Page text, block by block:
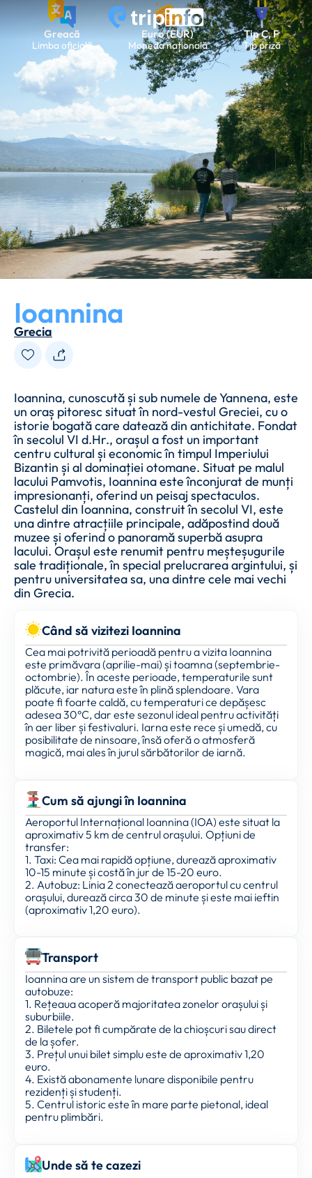
Greacă
Limba oficială
Euro (EUR)
Moneda națională
Tip C, F
Tip priză
Ioannina
Grecia
Ioannina, cunoscută și sub numele de Yannena, este
un oraș pitoresc situat în nord-vestul Greciei, cu o
istorie bogată care datează din antichitate. Fondat
în secolul VI d.Hr., orașul a fost un important
centru cultural și economic în timpul Imperiului
Bizantin și al dominației otomane. Situat pe malul
lacului Pamvotis, Ioannina este înconjurat de munți
impresionanți, oferind un peisaj spectaculos.
Castelul din Ioannina, construit în secolul VI, este
una dintre atracțiile principale, adăpostind două
muzee și oferind o panoramă superbă asupra
lacului. Orașul este renumit pentru meșteșugurile
sale tradiționale, în special prelucrarea argintului, și
pentru universitatea sa, una dintre cele mai vechi
din Grecia.
Când să vizitezi Ioannina
Cea mai potrivită perioadă pentru a vizita Ioannina
este primăvara (aprilie-mai) și toamna (septembrie-
octombrie). În aceste perioade, temperaturile sunt
plăcute, iar natura este în plină splendoare. Vara
poate fi foarte caldă, cu temperaturi ce depășesc
adesea 30°C, dar este sezonul ideal pentru activități
în aer liber și festivaluri. Iarna este rece și umedă, cu
posibilitate de ninsoare, însă oferă o atmosferă
magică, mai ales în jurul sărbătorilor de iarnă.
Cum să ajungi în Ioannina
Aeroportul Internațional Ioannina (IOA) este situat la
aproximativ 5 km de centrul orașului. Opțiuni de
transfer:
1. Taxi: Cea mai rapidă opțiune, durează aproximativ
10-15 minute și costă în jur de 15-20 euro.
2. Autobuz: Linia 2 conectează aeroportul cu centrul
orașului, durează circa 30 de minute și este mai ieftin
(aproximativ 1,20 euro).
Transport
Ioannina are un sistem de transport public bazat pe
autobuze:
1. Rețeaua acoperă majoritatea zonelor orașului și
suburbiile.
2. Biletele pot fi cumpărate de la chioșcuri sau direct
de la șofer.
3. Prețul unui bilet simplu este de aproximativ 1,20
euro.
4. Există abonamente lunare disponibile pentru
rezidenți și studenți.
5. Centrul istoric este în mare parte pietonal, ideal
pentru plimbări.
Unde să te cazezi